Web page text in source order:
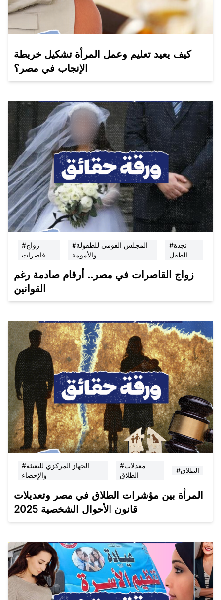
كيف يعيد تعليم وعمل المرأة تشكيل خريطة
الإنجاب في مصر؟
#زواج
قاصرات
#المجلس القومي للطفولة
والأمومة
#نجدة
الطفل
زواج القاصرات في مصر.. أرقام صادمة رغم
القوانين
#الجهاز المركزي للتعبئة
والإحصاء
#معدلات
الطلاق
#الطلاق
المرأة بين مؤشرات الطلاق في مصر وتعديلات
قانون الأحوال الشخصية 2025